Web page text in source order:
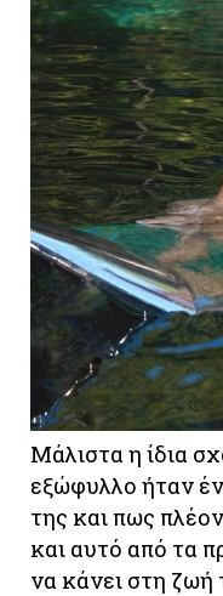
Μάλιστα η ίδια
εξώφυλλο ήταν
της και πως
και αυτό από τα
να κάνει στη ζωή